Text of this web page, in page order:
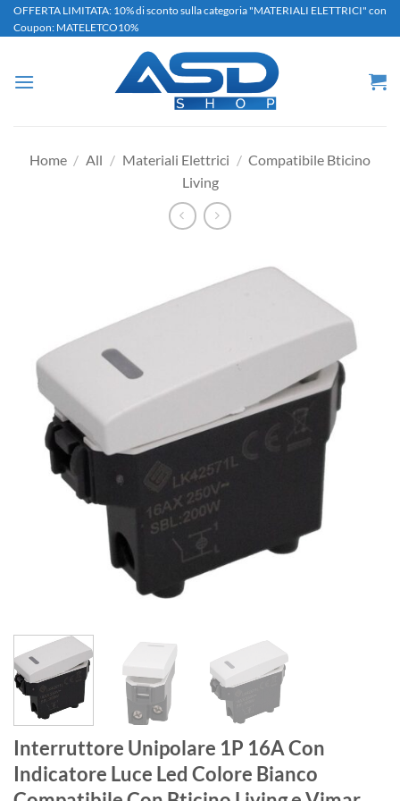
Salta
ai
OFFERTA LIMITATA: 10% di sconto sulla categoria "MATERIALI ELETTRICI" con
Coupon: MATELETCO10%
Home / All / Materiali Elettrici / Compatibile Bticino
Living
Interruttore Unipolare 1P 16A Con
Indicatore Luce Led Colore Bianco